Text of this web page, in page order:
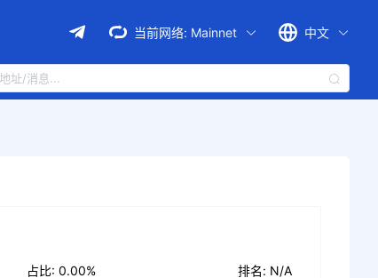
当前网络: Mainnet 中文
占比: 0.00% 排名: N/A